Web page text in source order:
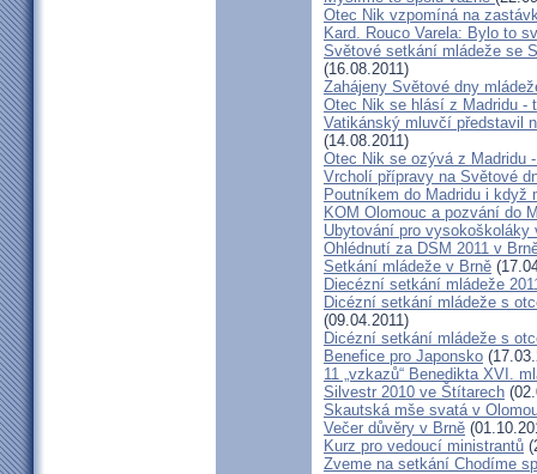
Otec Nik vzpomíná na
Kard. Rouco Varela: Bylo to
Světové setkání mládeže se
(16.08.2011)
Zahájeny Světové dny
Otec Nik se hlásí z Madridu -
Vatikánský mluvčí představil
(14.08.2011)
Otec Nik se ozývá z Madridu
Vrcholí přípravy na Světové
Poutníkem do Madridu i když
KOM Olomouc a pozvání do
Ubytování pro vysokoškoláky
Ohlédnutí za DSM 2011 v
Setkání mládeže v Brně
Diecézní setkání mládeže
Dicézní setkání mládeže s
(09.04.2011)
Dicézní setkání mládeže s
Benefice pro Japonsko
11 „vzkazů“ Benedikta XVI.
Silvestr 2010 ve Štítarech
Skautská mše svatá v
Večer důvěry v Brně
Kurz pro vedoucí ministrantů
Zveme na setkání Chodíme